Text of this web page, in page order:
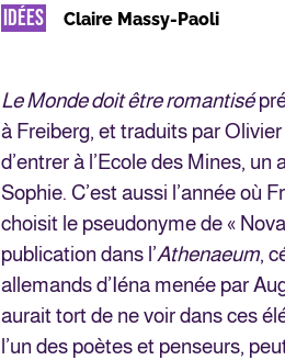
IDÉES Claire Massy-Paoli
Le Monde doit être romantisé
à Freiberg, et traduits par
d’entrer à l’Ecole des Mines,
Sophie. C’est aussi l’année où
choisit le pseudonyme de «
publication dans l’Athenaeum,
allemands d’Iéna menée par
aurait tort de ne voir dans ces
l’un des poètes et penseurs,